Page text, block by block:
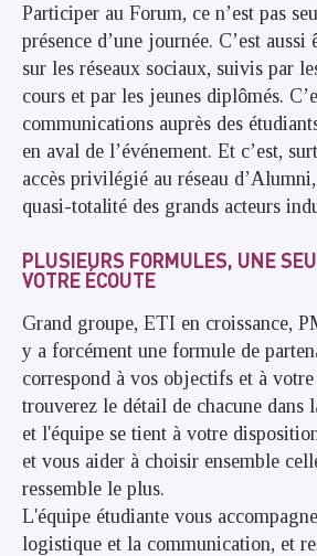
Participer au Forum, ce n’est pas
présence d’une journée. C’est aussi
sur les réseaux sociaux, suivis par
cours et par les jeunes diplômés.
communications auprès des
en aval de l’événement. Et c’est,
accès privilégié au réseau
quasi-totalité des grands acteurs
PLUSIEURS FORMULES, UNE
VOTRE ÉCOUTE
Grand groupe, ETI en croissance,
y a forcément une formule de
correspond à vos objectifs et à
trouverez le détail de chacune dans
et l'équipe se tient à votre
et vous aider à choisir ensemble
ressemble le plus.
L'équipe étudiante vous
logistique et la communication, et